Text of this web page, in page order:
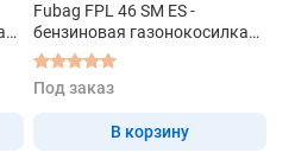
Fubag FPL 46 SM ES -
бензиновая газонокосилка
самоходная
Под заказ
В корзину